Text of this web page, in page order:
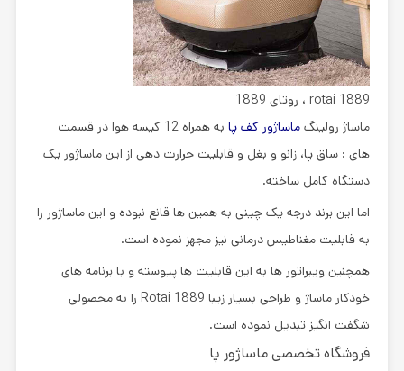
rotai 1889 ، روتای 1889
ماساژ رولینگ ماساژور کف پا
به همراه 12 کیسه هوا در قسمت
های : ساق پا، زانو و بغل و قابلیت حرارت دهی از این ماساژور یک
دستگاه کامل ساخته.
اما این برند درجه یک چینی به همین ها قانع نبوده و این ماساژور را
به قابلیت مغناطیس درمانی نیز مجهز نموده است.
همچنین ویبراتور ها به این قابلیت ها پیوسته و با برنامه های
خودکار ماساژ و طراحی بسیار زیبا Rotai 1889 را به محصولی
شگفت انگیز تبدیل نموده است.
فروشگاه تخصصی ماساژور پا